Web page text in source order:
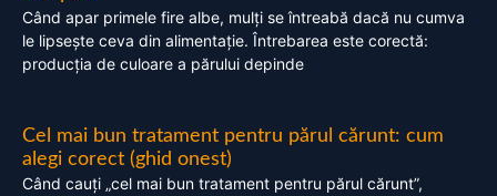
Când apar primele fire albe, mulți se întreabă dacă nu cumva
le lipsește ceva din alimentație. Întrebarea este corectă:
producția de culoare a părului depinde
Cel mai bun tratament pentru părul cărunt: cum
alegi corect (ghid onest)
Când cauți „cel mai bun tratament pentru părul cărunt”,